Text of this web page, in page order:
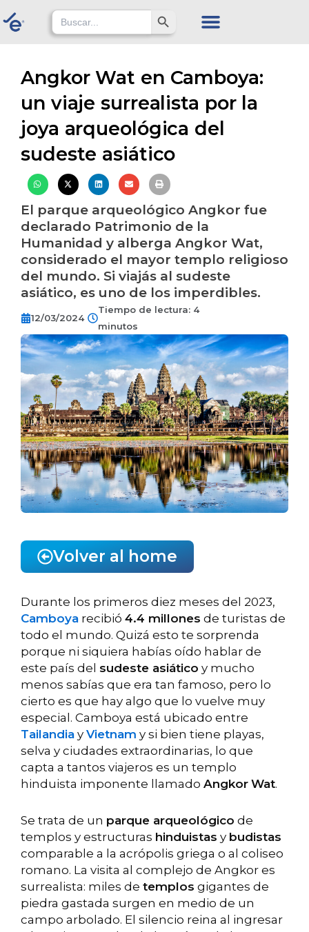
to
Search
for:
Search Button
Angkor Wat en Camboya:
un viaje surrealista por la
joya arqueológica del
sudeste asiático
El parque arqueológico Angkor fue
declarado Patrimonio de la
Humanidad y alberga Angkor Wat,
considerado el mayor templo religioso
del mundo. Si viajás al sudeste
asiático, es uno de los imperdibles.
12/03/2024
Tiempo de lectura: 4
minutos
Volver al home
Durante los primeros diez meses del 2023,
Camboya recibió 4.4 millones de turistas de
todo el mundo. Quizá esto te sorprenda
porque ni siquiera habías oído hablar de
este país del sudeste asiático y mucho
menos sabías que era tan famoso, pero lo
cierto es que hay algo que lo vuelve muy
especial. Camboya está ubicado entre
Tailandia y Vietnam y si bien tiene playas,
selva y ciudades extraordinarias, lo que
capta a tantos viajeros es un templo
hinduista imponente llamado Angkor Wat.
Se trata de un parque arqueológico de
templos y estructuras hinduistas y budistas
comparable a la acrópolis griega o al coliseo
romano. La visita al complejo de Angkor es
surrealista: miles de templos gigantes de
piedra gastada surgen en medio de un
campo arbolado. El silencio reina al ingresar